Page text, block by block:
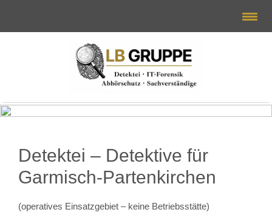
Detektei – Detektive für
Garmisch-Partenkirchen
(operatives Einsatzgebiet – keine Betriebsstätte)